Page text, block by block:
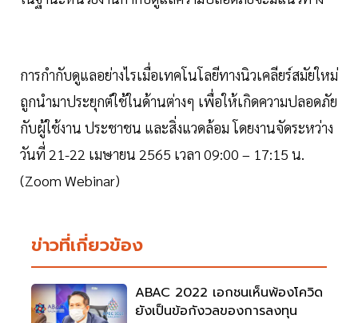
การกำกับดูแลอย่างไรเมื่อเทคโนโลยีทางนิวเคลียร์สมัยใหม่
ถูกนำมาประยุกต์ใช้ในด้านต่างๆ เพื่อให้เกิดความปลอดภัย
กับผู้ใช้งาน ประชาชน และสิ่งแวดล้อม โดยงานจัดระหว่าง
วันที่ 21-22 เมษายน 2565 เวลา 09:00 – 17:15 น.
(Zoom Webinar)
ข่าวที่เกี่ยวข้อง
ABAC 2022 เอกชนเห็นพ้องโควิด
ยังเป็นข้อกังวลของการลงทุน